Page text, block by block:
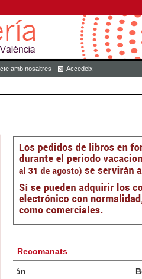
amb nosaltres Accedeix
Recomanats
Botánica Agroalimentaria